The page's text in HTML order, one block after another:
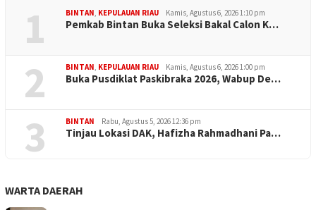
1 BINTAN KEPULAUAN RIAU Kamis, Agustus 6, 2026 1:10 pm
Pemkab Bintan Buka Seleksi Bakal Calon K…
2 BINTAN KEPULAUAN RIAU Kamis, Agustus 6, 2026 1:00 pm
Buka Pusdiklat Paskibraka 2026, Wabup De…
3 BINTAN Rabu, Agustus 5, 2026 12:36 pm
Tinjau Lokasi DAK, Hafizha Rahmadhani Pa…
WARTA DAERAH